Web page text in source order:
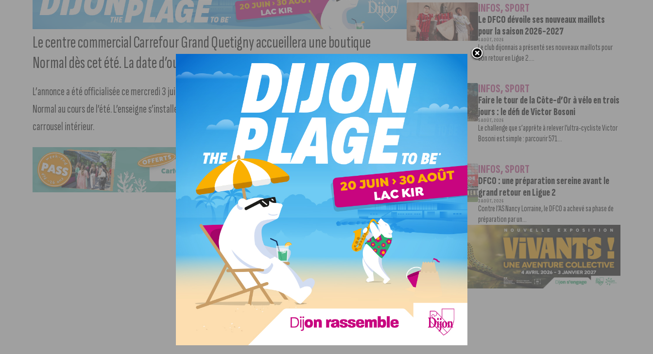
Le centre commercial Carrefour Grand Quetigny accueillera une boutique
Normal dès cet été. La date d’ouverture n’est pas encore connue.
L’annonce a été officialisée ce mercredi 3 juin par le Grand Quetigny. Le centre commercial accueillera un magasin
Normal au cours de l’été. L’enseigne s’installera en face d’Okaïdi, à proximité de l’entrée n° 2 qui donne sur le
carrousel intérieur.
INFOS,SPORT
Le DFCO dévoile ses nouveaux maillots
pour la saison 2026-2027
6 AOÛT, 2026
Le club dijonnais a présenté ses nouveaux maillots pour
son retour en Ligue 2....
INFOS,SPORT
Faire le tour de la Côte-d’Or à vélo en trois
jours : le défi de Victor Bosoni
5 AOÛT, 2026
Le challenge que s’apprête à relever l’ultra-cycliste Victor
Bosoni est simple : parcourir 571...
INFOS,SPORT
DFCO : une préparation sereine avant le
grand retour en Ligue 2
3 AOÛT, 2026
Contre l’AS Nancy Lorraine, le DFCO a achevé sa phase de
préparation par un...